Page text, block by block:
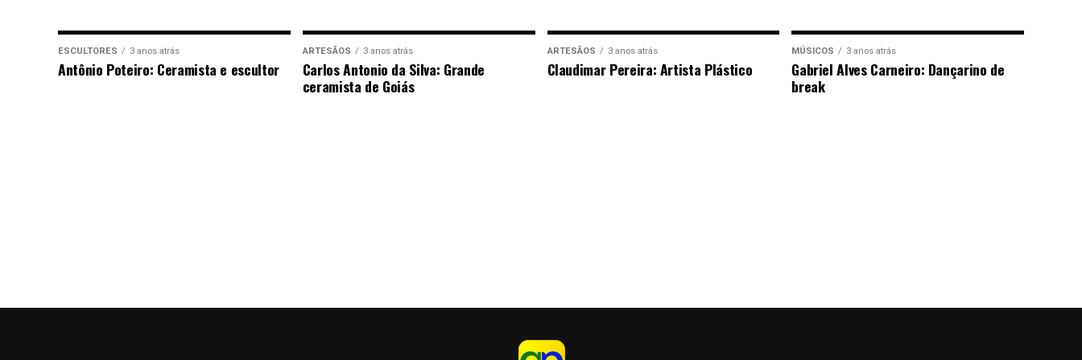
ESCULTORES 3 anos atrás
Antônio Poteiro: Ceramista e escultor
ARTESÃOS 3 anos atrás
Carlos Antonio da Silva: Grande
ceramista de Goiás
ARTESÃOS 3 anos atrás
Claudimar Pereira: Artista Plástico
MÚSICOS 3 anos atrás
Gabriel Alves Carneiro: Dançarino de
break